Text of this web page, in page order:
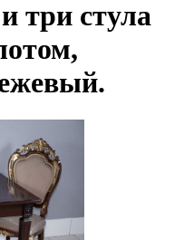
три стула